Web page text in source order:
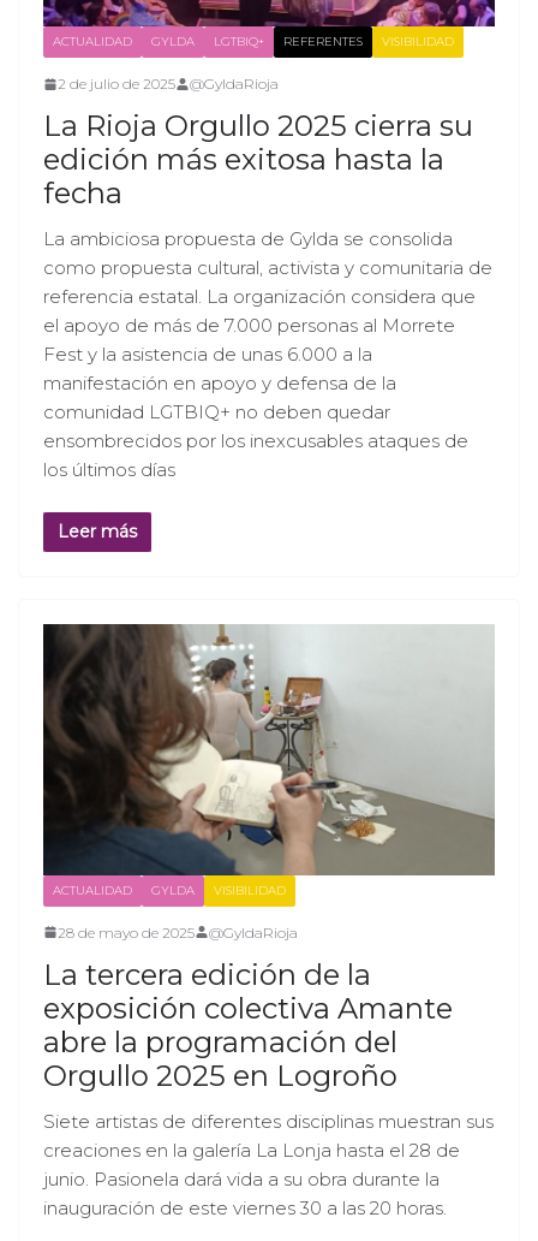
ACTUALIDAD GYLDA LGTBIQ+ REFERENTES VISIBILIDAD
2 de julio de 2025 @GyldaRioja
La Rioja Orgullo 2025 cierra su
edición más exitosa hasta la
fecha
La ambiciosa propuesta de Gylda se consolida
como propuesta cultural, activista y comunitaria de
referencia estatal. La organización considera que
el apoyo de más de 7.000 personas al Morrete
Fest y la asistencia de unas 6.000 a la
manifestación en apoyo y defensa de la
comunidad LGTBIQ+ no deben quedar
ensombrecidos por los inexcusables ataques de
los últimos días
Leer más
ACTUALIDAD GYLDA VISIBILIDAD
28 de mayo de 2025 @GyldaRioja
La tercera edición de la
exposición colectiva Amante
abre la programación del
Orgullo 2025 en Logroño
Siete artistas de diferentes disciplinas muestran sus
creaciones en la galería La Lonja hasta el 28 de
junio. Pasionela dará vida a su obra durante la
inauguración de este viernes 30 a las 20 horas.